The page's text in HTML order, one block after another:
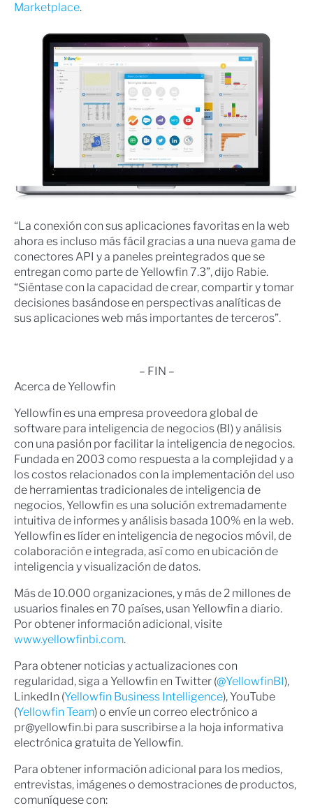
Marketplace.
“La conexión con sus aplicaciones favoritas en la web
ahora es incluso más fácil gracias a una nueva gama de
conectores API y a paneles preintegrados que se
entregan como parte de Yellowfin 7.3”, dijo Rabie.
“Siéntase con la capacidad de crear, compartir y tomar
decisiones basándose en perspectivas analíticas de
sus aplicaciones web más importantes de terceros”.
– FIN –
Acerca de Yellowfin
Yellowfin es una empresa proveedora global de
software para inteligencia de negocios (BI) y análisis
con una pasión por facilitar la inteligencia de negocios.
Fundada en 2003 como respuesta a la complejidad y a
los costos relacionados con la implementación del uso
de herramientas tradicionales de inteligencia de
negocios, Yellowfin es una solución extremadamente
intuitiva de informes y análisis basada 100% en la web.
Yellowfin es líder en inteligencia de negocios móvil, de
colaboración e integrada, así como en ubicación de
inteligencia y visualización de datos.
Más de 10.000 organizaciones, y más de 2 millones de
usuarios finales en 70 países, usan Yellowfin a diario.
Por obtener información adicional, visite
www.yellowfinbi.com.
Para obtener noticias y actualizaciones con
regularidad, siga a Yellowfin en Twitter (@YellowfinBI),
LinkedIn (Yellowfin Business Intelligence), YouTube
(Yellowfin Team) o envíe un correo electrónico a
pr@yellowfin.bi para suscribirse a la hoja informativa
electrónica gratuita de Yellowfin.
Para obtener información adicional para los medios,
entrevistas, imágenes o demostraciones de productos,
comuníquese con: